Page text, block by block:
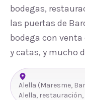
bodegas,
las puertas de
bodega con
y catas, y mucho
Alella (Maresme,
Alella,